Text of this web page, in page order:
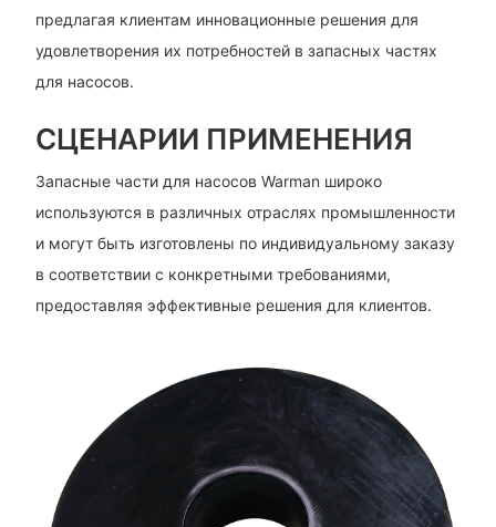
предлагая клиентам инновационные решения для
удовлетворения их потребностей в запасных частях
для насосов.
СЦЕНАРИИ ПРИМЕНЕНИЯ
Запасные части для насосов Warman широко
используются в различных отраслях промышленности
и могут быть изготовлены по индивидуальному заказу
в соответствии с конкретными требованиями,
предоставляя эффективные решения для клиентов.